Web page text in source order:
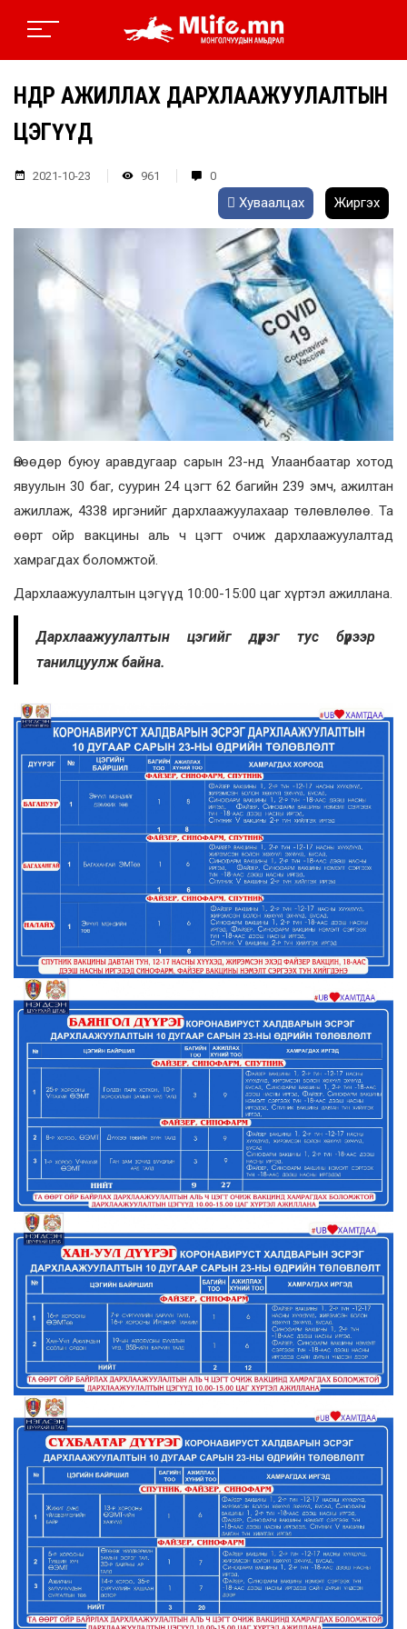
ӨНӨӨДӨР АЖИЛЛАХ ДАРХЛААЖУУЛАЛТЫН
ЦЭГҮҮД
2021-10-23 961 0
Хуваалцах Жиргэх
Өнөөдөр буюу аравдугаар сарын 23-нд Улаанбаатар хотод
явуулын 30 баг, суурин 24 цэгт 62 багийн 239 эмч, ажилтан
ажиллаж, 4338 иргэнийг дархлаажуулахаар төлөвлөлөө. Та
өөрт ойр вакцины аль ч цэгт очиж дархлаажуулалтад
хамрагдах боломжтой.
Дархлаажуулалтын цэгүүд 10:00-15:00 цаг хүртэл ажиллана.
Дархлаажуулалтын цэгийг дүүрэг тус бүрээр
танилцуулж байна.